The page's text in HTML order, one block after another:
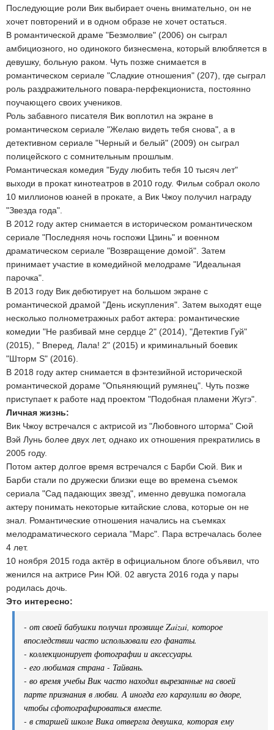
Последующие роли Вик выбирает очень внимательно, он не
хочет повторений и в одном образе не хочет остаться.
В романтической драме "Безмолвие" (2006) он сыграл
амбициозного, но одинокого бизнесмена, который влюбляется в
девушку, больную раком. Чуть позже снимается в
романтическом сериале "Сладкие отношения" (207), где сыграл
роль раздражительного повара-перфекциониста, постоянно
поучающего своих учеников.
Роль забавного писателя Вик воплотил на экране в
романтическом сериале "Желаю видеть тебя снова", а в
детективном сериале "Черный и белый" (2009) он сыграл
полицейского с сомнительным прошлым.
Романтическая комедия "Буду любить тебя 10 тысяч лет"
выходи в прокат кинотеатров в 2010 году. Фильм собрал около
10 миллионов юаней в прокате, а Вик Чжоу получил награду
"Звезда года".
В 2012 году актер снимается в историческом романтическом
сериале "Последняя ночь госпожи Цзинь" и военном
драматическом сериале "Возвращение домой". Затем
принимает участие в комедийной мелодраме "Идеальная
парочка".
В 2013 году Вик дебютирует на большом экране с
романтической драмой "День искупления". Затем выходят еще
несколько полнометражных работ актера: романтические
комедии "Не разбивай мне сердце 2" (2014), "Детектив Гуй"
(2015), " Вперед, Лала! 2" (2015) и криминальный боевик
"Шторм S" (2016).
В 2018 году актер снимается в фэнтезийной исторической
романтической дораме "Опьяняющий румянец". Чуть позже
приступает к работе над проектом "Подобная пламени Жугэ".
Личная жизнь:
Вик Чжоу встречался с актрисой из "Любовного шторма" Сюй
Вэй Лунь более двух лет, однако их отношения прекратились в
2005 году.
Потом актер долгое время встречался с Барби Сюй. Вик и
Барби стали по дружески близки еще во времена съемок
сериала "Сад падающих звезд", именно девушка помогала
актеру понимать некоторые китайские слова, которые он не
знал. Романтические отношения начались на съемках
мелодраматического сериала "Марс". Пара встречалась более
4 лет.
10 ноября 2015 года актёр в официальном блоге объявил, что
женился на актрисе Рин Юй. 02 августа 2016 года у пары
родилась дочь.
Это интересно:
- от своей бабушки получил прозвище Zaizai, которое
впоследствии часто использовали его фанаты.
- коллекционирует фотографии и аксессуары.
- его любимая страна - Тайвань.
- во время учебы Вик часто находил вырезанные на своей
парте признания в любви. А иногда его караулили во дворе,
чтобы сфотографироваться вместе.
- в старшей школе Вика отвергла девушка, которая ему